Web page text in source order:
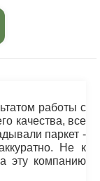
работы с
качества, все
паркет -
Не к
эту компанию